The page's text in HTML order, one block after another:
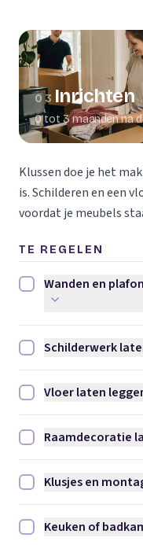
03 Inrichten
0 tot 3 maanden na
Klussen doe je het
is. Schilderen en een
voordat je meubels
TE REGELEN
Wanden en plafonds
Wanden en
Schilderwerk laten
Schilderwerk
Vloer laten leggen
Vloer laten
Raamdecoratie laten
Raamdecoratie
Klusjes en montage
Klusjes en
Keuken of badkamer
Keuken of